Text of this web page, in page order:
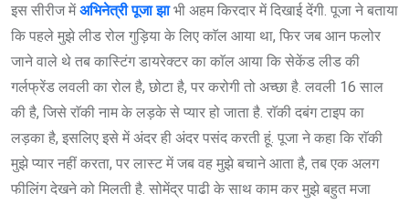
इस सीरीज मेंअभिनेत्री पूजा झाभी अहम किरदार में दिखाई देंगी. पूजा ने बताया
कि पहले मुझे लीड रोल गुड़िया के लिए काॅल आया था, फिर जब आन फलोर
जाने वाले थे तब कास्टिंग डायरेक्टर का काॅल आया कि सेकेंड लीड की
गर्लफ्रेंड लवली का रोल है, छोटा है, पर करोगी तो अच्छा है. लवली 16 साल
की है, जिसे राॅकी नाम के लड़के से प्यार हो जाता है. राॅकी दबंग टाइप का
लड़का है, इसलिए इसे में अंदर ही अंदर पसंद करती हूं. पूजा ने कहा कि राॅकी
मुझे प्यार नहीं करता, पर लास्ट में जब वह मुझे बचाने आता है, तब एक अलग
फीलिंग देखने को मिलती है. सोमेंद्र पाढी के साथ काम कर मुझे बहुत मजा